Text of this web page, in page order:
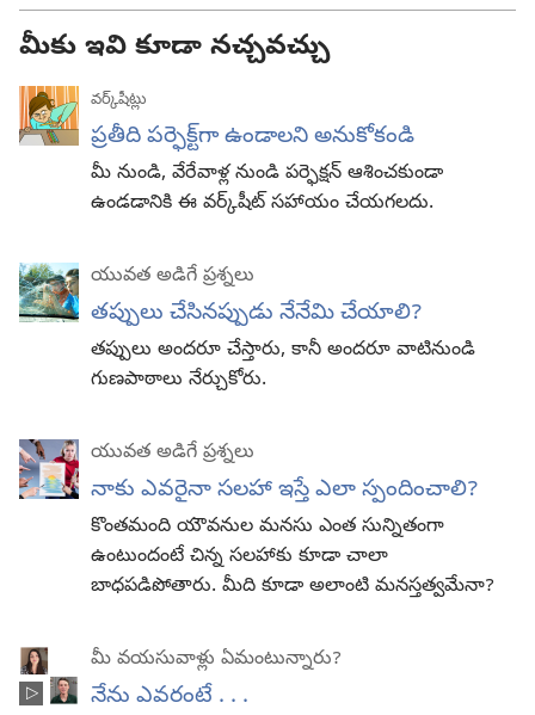
మీకు ఇవి కూడా నచ్చవచ్చు
వర్క్‌షీట్లు
ప్రతీది పర్ఫెక్ట్‌గా ఉండాలని అనుకోకండి
మీ నుండి, వేరేవాళ్ల నుండి పర్ఫెక్షన్‌ ఆశించకుండా
ఉండడానికి ఈ వర్క్‌షీట్‌ సహాయం చేయగలదు.
యువత అడిగే ప్రశ్నలు
తప్పులు చేసినప్పుడు నేనేమి చేయాలి?
తప్పులు అందరూ చేస్తారు, కానీ అందరూ వాటినుండి
గుణపాఠాలు నేర్చుకోరు.
యువత అడిగే ప్రశ్నలు
నాకు ఎవరైనా సలహా ఇస్తే ఎలా స్పందించాలి?
కొంతమంది యౌవనుల మనసు ఎంత సున్నితంగా
ఉంటుందంటే చిన్న సలహాకు కూడా చాలా
బాధపడిపోతారు. మీది కూడా అలాంటి మనస్తత్వమేనా?
మీ వయసువాళ్లు ఏమంటున్నారు?
నేను ఎవరంటే . . .